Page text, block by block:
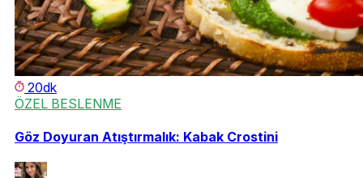
20dk
ÖZEL BESLENME
Göz Doyuran Atıştırmalık: Kabak Crostini